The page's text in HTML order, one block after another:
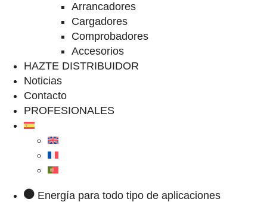
Arrancadores
Cargadores
Comprobadores
Accesorios
HAZTE DISTRIBUIDOR
Noticias
Contacto
PROFESIONALES
Energía para todo tipo de aplicaciones